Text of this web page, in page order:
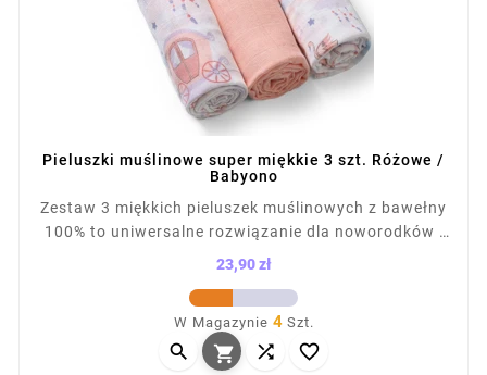
Pieluszki muślinowe super miękkie 3 szt. Różowe /
Babyono
Zestaw 3 miękkich pieluszek muślinowych z bawełny
100% to uniwersalne rozwiązanie dla noworodków i
niemowląt. Sprawdzą się jako otulacz, ręcznik,
lekka tkanina nie podrażnia skóry dziecka. W
komplecie 2 pieluszki z nadrukiem i 1 gładka,
zapakowane w torbę na napy.
23,90 zł
W Magazynie 4Szt.
   